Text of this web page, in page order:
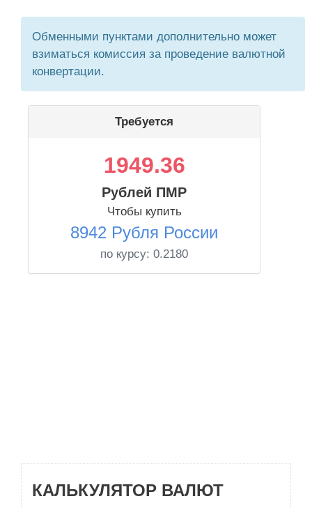
Обменными пунктами дополнительно может
взиматься комиссия за проведение валютной
конвертации.
Требуется
1949.36
Рублей ПМР
Чтобы купить
8942 Рубля России
по курсу: 0.2180
КАЛЬКУЛЯТОР ВАЛЮТ